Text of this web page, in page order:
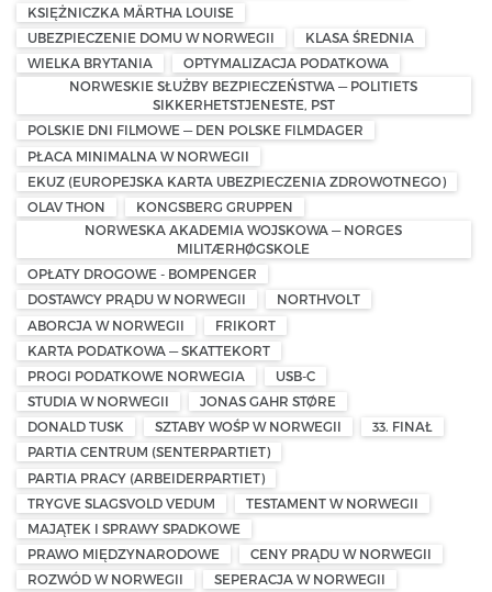
KSIĘŻNICZKA MÄRTHA LOUISE
UBEZPIECZENIE DOMU W NORWEGII
KLASA ŚREDNIA
WIELKA BRYTANIA
OPTYMALIZACJA PODATKOWA
NORWESKIE SŁUŻBY BEZPIECZEŃSTWA — POLITIETS
SIKKERHETSTJENESTE, PST
POLSKIE DNI FILMOWE — DEN POLSKE FILMDAGER
PŁACA MINIMALNA W NORWEGII
EKUZ (EUROPEJSKA KARTA UBEZPIECZENIA ZDROWOTNEGO)
OLAV THON
KONGSBERG GRUPPEN
NORWESKA AKADEMIA WOJSKOWA — NORGES
MILITÆRHØGSKOLE
OPŁATY DROGOWE - BOMPENGER
DOSTAWCY PRĄDU W NORWEGII
NORTHVOLT
ABORCJA W NORWEGII
FRIKORT
KARTA PODATKOWA — SKATTEKORT
PROGI PODATKOWE NORWEGIA
USB-C
STUDIA W NORWEGII
JONAS GAHR STØRE
DONALD TUSK
SZTABY WOŚP W NORWEGII
33. FINAŁ
PARTIA CENTRUM (SENTERPARTIET)
PARTIA PRACY (ARBEIDERPARTIET)
TRYGVE SLAGSVOLD VEDUM
TESTAMENT W NORWEGII
MAJĄTEK I SPRAWY SPADKOWE
PRAWO MIĘDZYNARODOWE
CENY PRĄDU W NORWEGII
ROZWÓD W NORWEGII
SEPERACJA W NORWEGII